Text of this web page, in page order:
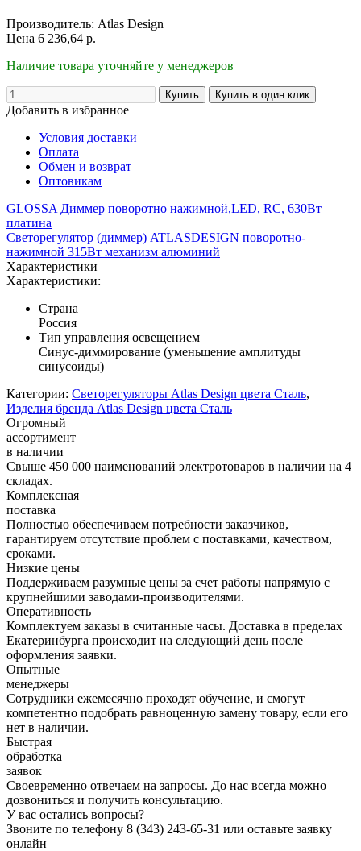
Производитель: Atlas Design
Цена 6 236,64 р.
Наличие товара уточняйте у менеджеров
Добавить в избранное
Условия доставки
Оплата
Обмен и возврат
Оптовикам
GLOSSA Диммер поворотно нажимной,LED, RC, 630Вт
платина
Светорегулятор (диммер) ATLASDESIGN поворотно-
нажимной 315Вт механизм алюминий
Характеристики
Характеристики:
Страна
Россия
Тип управления освещением
Синус-диммирование (уменьшение амплитуды
синусоиды)
Категории: Светорегуляторы Atlas Design цвета Сталь,
Изделия бренда Atlas Design цвета Сталь
Огромный
ассортимент
в наличии
Свыше 450 000 наименований электротоваров в наличии на 4
складах.
Комплексная
поставка
Полностью обеспечиваем потребности заказчиков,
гарантируем отсутствие проблем с поставками, качеством,
сроками.
Низкие цены
Поддерживаем разумные цены за счет работы напрямую с
крупнейшими заводами-производителями.
Оперативность
Комплектуем заказы в считанные часы. Доставка в пределах
Екатеринбурга происходит на следующий день после
оформления заявки.
Опытные
менеджеры
Сотрудники ежемесячно проходят обучение, и смогут
компетентно подобрать равноценную замену товару, если его
нет в наличии.
Быстрая
обработка
заявок
Своевременно отвечаем на запросы. До нас всегда можно
дозвониться и получить консультацию.
У вас остались вопросы?
Звоните по телефону 8 (343) 243-65-31 или оставьте заявку
онлайн